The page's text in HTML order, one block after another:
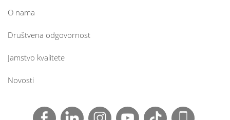
O nama
Društvena odgovornost
Jamstvo kvalitete
Novosti